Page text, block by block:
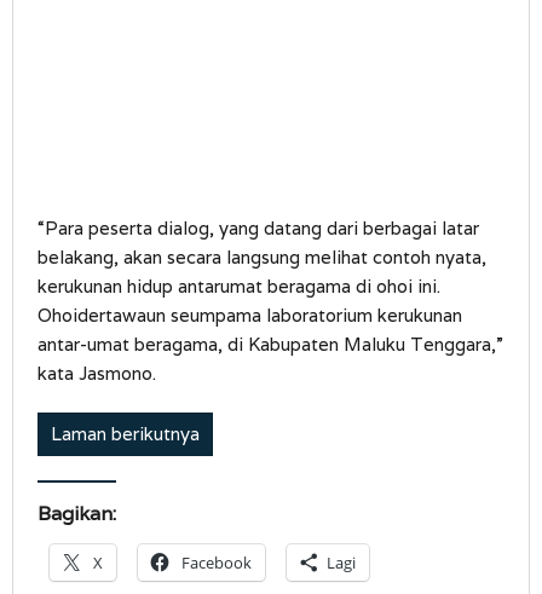
“Para peserta dialog, yang datang dari berbagai latar
belakang, akan secara langsung melihat contoh nyata,
kerukunan hidup antarumat beragama di ohoi ini.
Ohoidertawaun seumpama laboratorium kerukunan
antar-umat beragama, di Kabupaten Maluku Tenggara,”
kata Jasmono.
Laman berikutnya
Bagikan:
X Facebook Lagi